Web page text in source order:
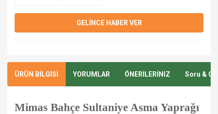
GELİNCE HABER VER
ÜRÜN BİLGİSİ YORUMLAR ÖNERİLERİNİZ Soru &
Mimas Bahçe Sultaniye Asma Yaprağı